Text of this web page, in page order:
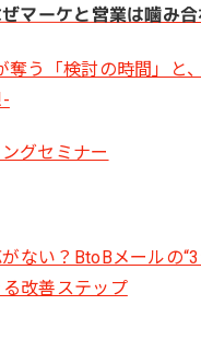
マーケと営業は噛み
奪う「検討の時間」と
グセミナー